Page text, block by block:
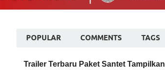
POPULAR COMMENTS TAGS
Trailer Terbaru Paket Santet Tampilkan